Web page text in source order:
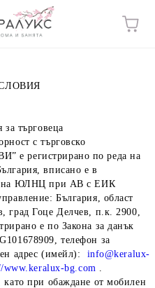
търговеца
с търговско
е регистрирано по реда на
вписано е в
на ЮЛНЦ при АВ с ЕИК
България, област
град Гоце Делчев, п.к. 2900,
е по Закона за данък
телефон за
адрес (имейл): info@keralux-
www.keralux-bg.com .
като при обаждане от мобилен